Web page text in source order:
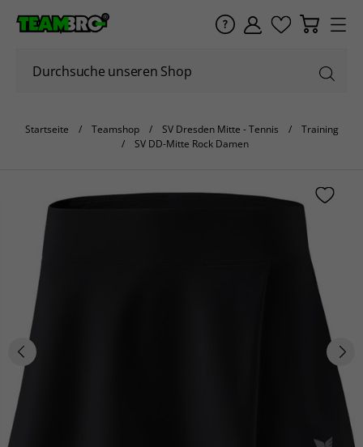
Startseite Teamshop SV Dresden Mitte - Tennis
Training
SV DD-Mitte Rock Damen